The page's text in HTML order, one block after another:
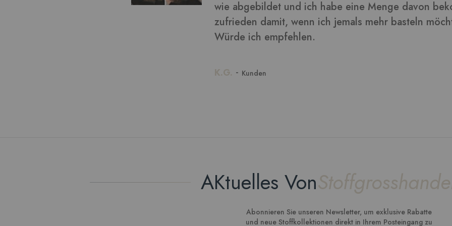
AKtuelles Von
Abonnieren Sie unseren Newsletter, um exklusive Rabatte
und neue Stoffkollektionen direkt in Ihrem Posteingang zu